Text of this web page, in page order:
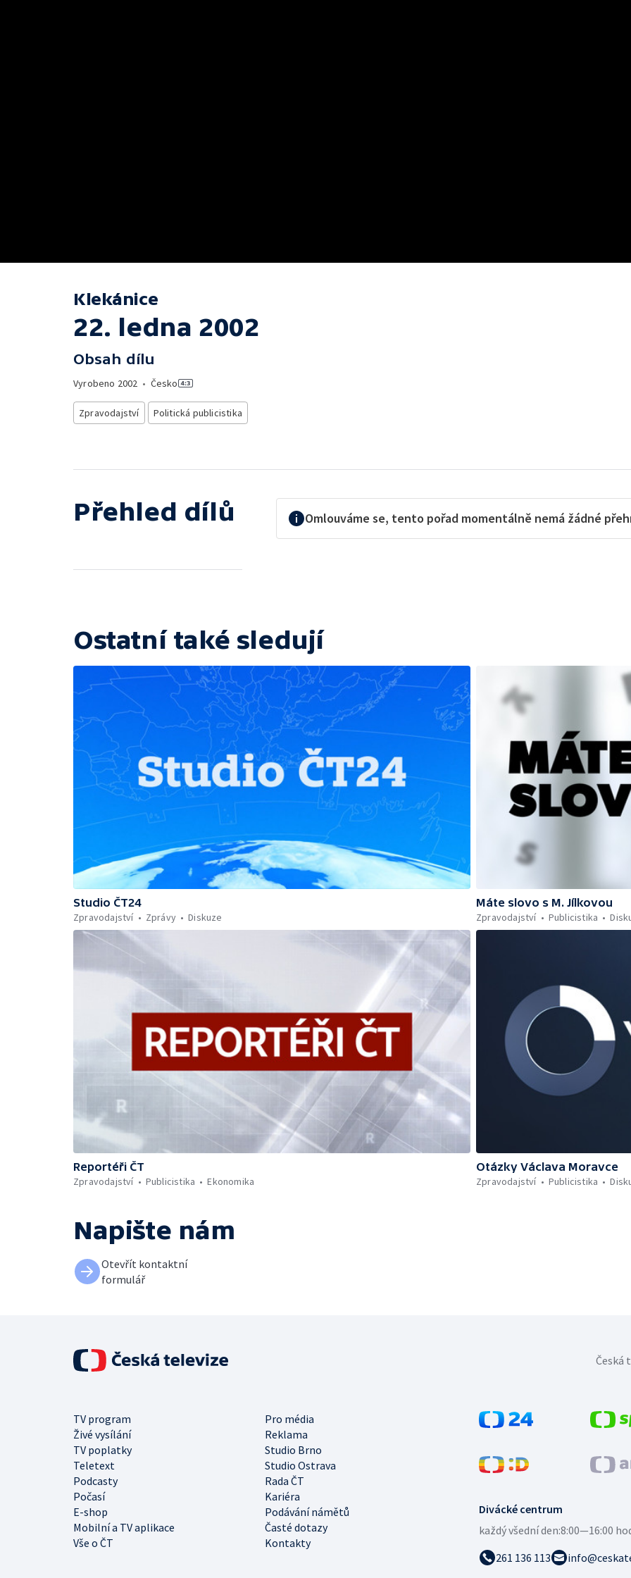
Klekánice
22. ledna 2002
Obsah dílu
Vyrobeno 2002 • Česko
Zpravodajství Politická publicistika
Přehled dílů Omlouváme se, tento pořad momentálně nemá žádné
Ostatní také sledují
Studio ČT24
Zpravodajství
Zprávy Diskuze
Máte slovo s M. Jílkovou
Zpravodajství
Publicistika
Reportéři ČT
Zpravodajství
Publicistika Ekonomika
Otázky Václava Moravce
Zpravodajství
Publicistika
Napište nám
Otevřít kontaktní
formulář
Divácké centrum
každý všední den:8:00—16:00
261 136 113
TV program
Pro média
Živé vysílání
Reklama
TV poplatky
Studio Brno
Teletext
Studio Ostrava
Podcasty
Rada ČT
Počasí
Kariéra
E-shop
Podávání námětů
Mobilní a TV aplikace
Časté dotazy
Vše o ČT
Kontakty
Česká